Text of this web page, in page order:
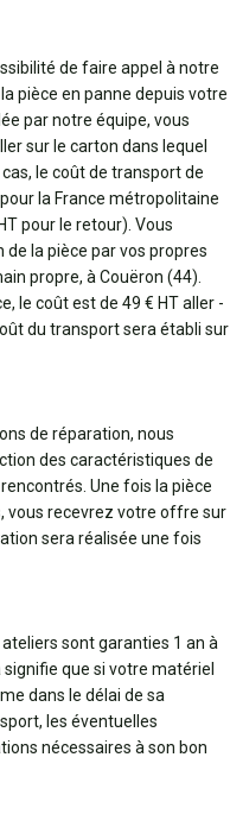
de faire appel à notre
pièce en panne depuis votre
par notre équipe, vous
sur le carton dans lequel
le coût de transport de
la France métropolitaine
pour le retour). Vous
de la pièce par vos propres
propre, à Couëron (44).
le coût est de 49 € HT aller -
du transport sera établi sur
de réparation, nous
des caractéristiques de
Une fois la pièce
vous recevrez votre offre sur
sera réalisée une fois
sont garanties 1 an à
que si votre matériel
dans le délai de sa
les éventuelles
nécessaires à son bon